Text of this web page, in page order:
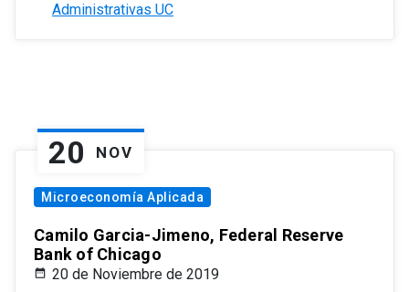
Administrativas UC
20 NOV
Microeconomía Aplicada
Camilo Garcia-Jimeno, Federal Reserve
Bank of Chicago
20 de Noviembre de 2019